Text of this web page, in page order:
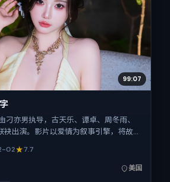
99:07
刁亦男执导，古天乐、谭卓、周冬雨、
袂出演。影片以爱情为叙事引擎，将故事
美国首映（春节档前后），片长107分
与细腻表演的观众。
02 7.7
美国